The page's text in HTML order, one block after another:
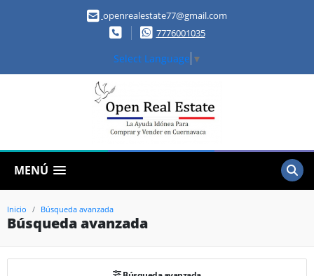
openrealestate77@gmail.com
7776001035
Select Language ▼
MENÚ
Inicio Búsqueda avanzada
Búsqueda avanzada